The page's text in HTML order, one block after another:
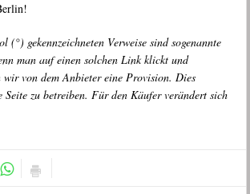
(°) gekennzeichneten Verweise sind sogenannte
man auf einen solchen Link klickt und
wir von dem Anbieter eine Provision. Dies
Seite zu betreiben. Für den Käufer verändert sich